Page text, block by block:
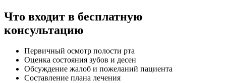
Что входит в бесплатную
консультацию
Первичный осмотр полости рта
Оценка состояния зубов и десен
Обсуждение жалоб и пожеланий пациента
Составление плана лечения